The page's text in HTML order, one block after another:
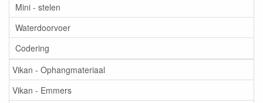
Mini - stelen
Waterdoorvoer
Codering
Vikan - Ophangmateriaal
Vikan - Emmers